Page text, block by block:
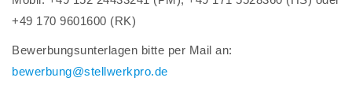
+49 170 9601600 (RK)
Bewerbungsunterlagen bitte per Mail an:
bewerbung@stellwerkpro.de